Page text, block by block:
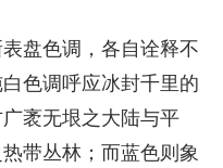
盘色调，各自诠释不
色调呼应冰封千里的
袤无垠之大陆与平
带丛林；而蓝色则象